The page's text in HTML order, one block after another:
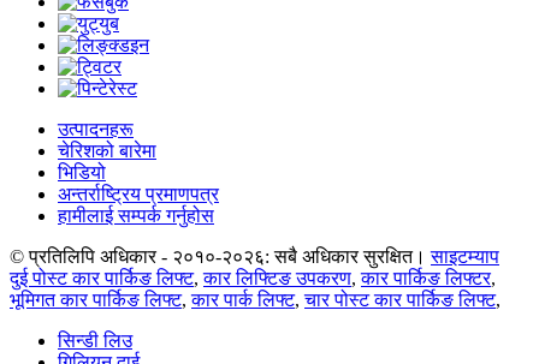
उत्पादनहरू
चेरिशको बारेमा
भिडियो
अन्तर्राष्ट्रिय प्रमाणपत्र
हामीलाई सम्पर्क गर्नुहोस
© प्रतिलिपि अधिकार - २०१०-२०२६: सबै अधिकार सुरक्षित। साइटम्याप
दुई पोस्ट कार पार्किङ लिफ्ट,कार लिफ्टिङ उपकरण,कार पार्किङ लिफ्टर,
भूमिगत कार पार्किङ लिफ्ट,कार पार्क लिफ्ट,चार पोस्ट कार पार्किङ लिफ्ट,
सिन्डी लिउ